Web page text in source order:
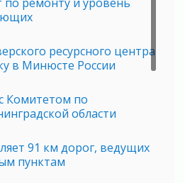
ресурсного центра
в Минюсте России
Комитетом по
области
91 км дорог, ведущих
пунктам